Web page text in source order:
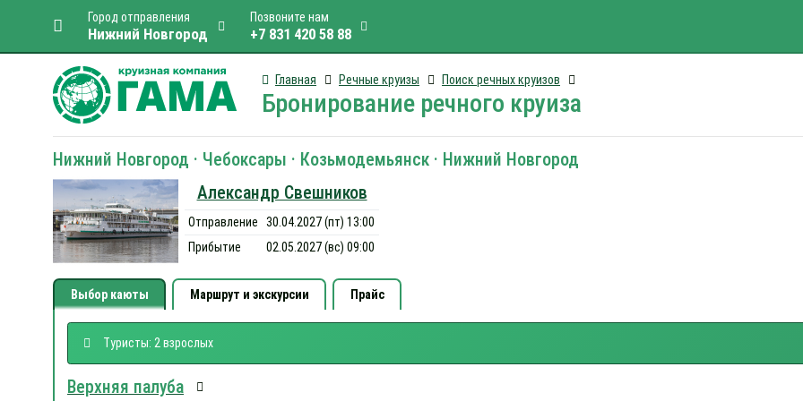
Город отправления
Нижний Новгород
Позвоните нам
+7 831 420 58 88
Главная Речные круизы Поиск речных круизов
Бронирование речного круиза
Нижний Новгород · Чебоксары · Козьмодемьянск · Нижний Новгород
Александр Свешников
Отправление
30.04.2027 (пт) 13:00
Прибытие
02.05.2027 (вс) 09:00
Выбор каюты Маршрут и экскурсии Прайс
Туристы: 2 взрослых
Верхняя палуба